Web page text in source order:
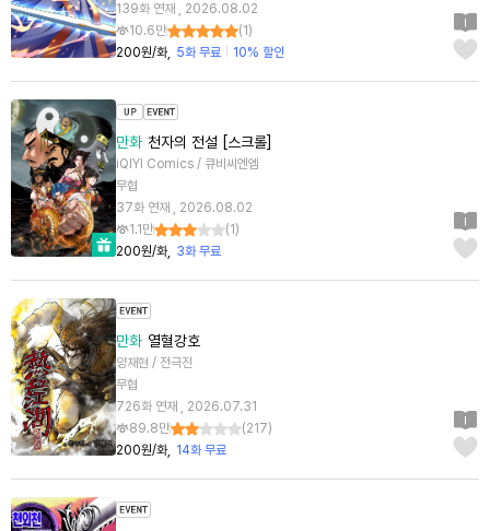
139화 연재 , 2026.08.02
10.6만
(1 )
200원/화
5화 무료 10% 할인
만화 천자의 전설 [스크롤]
iQIYI Comics / 큐비씨엔엠
무협
37화 연재 , 2026.08.02
1.1만
(1 )
200원/화
3화 무료
만화 열혈강호
양재현 / 전극진
무협
726화 연재 , 2026.07.31
89.8만
(217)
200원/화
14화 무료